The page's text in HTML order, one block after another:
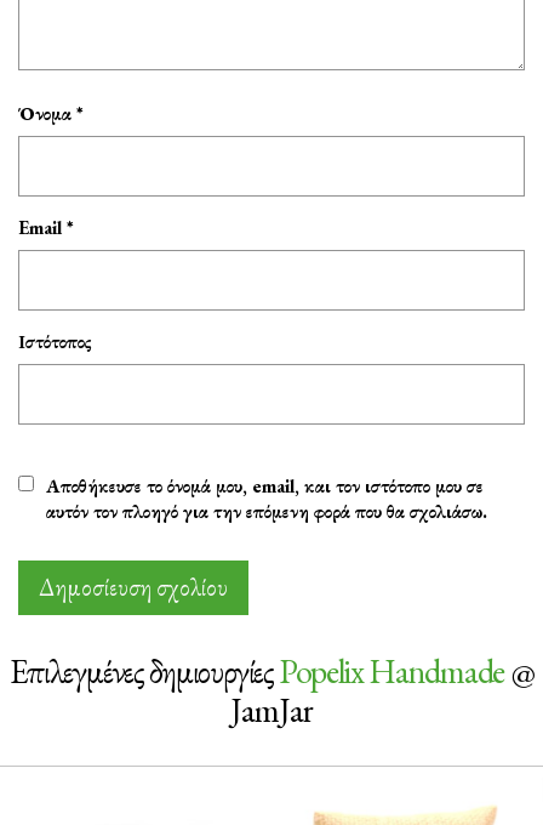
Όνομα*
Email*
Ιστότοπος
Αποθήκευσε το όνομά μου, email, και τον ιστότοπο μου σε
αυτόν τον πλοηγό για την επόμενη φορά που θα σχολιάσω.
Επιλεγμένες δημιουργίεςPopelix Handmade@
JamJar